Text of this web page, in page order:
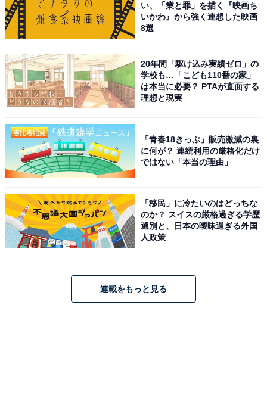
い、「業と罪」を描く『映画ち
いかわ』から強く連想した映画
8選
20年間「駆け込み実績ゼロ」の
学校も…「こども110番の家」
は本当に必要？ PTAが直面する
理想と現実
「青春18きっぷ」販売激減の裏
に何が？ 連続利用の厳格化だけ
ではない「本当の理由」
「移民」に冷たいのはどっちな
のか？ スイスの厳格過ぎる学歴
選別と、日本の曖昧過ぎる外国
人政策
連載をもっと見る